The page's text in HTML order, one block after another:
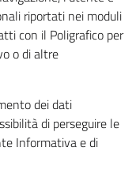
riportati nei moduli
con il Poligrafico per
o di altre
dei dati
di perseguire le
Informativa e di